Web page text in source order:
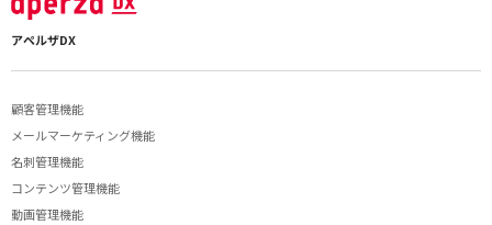
アペルザDX
顧客管理機能
メールマーケティング機能
名刺管理機能
コンテンツ管理機能
動画管理機能